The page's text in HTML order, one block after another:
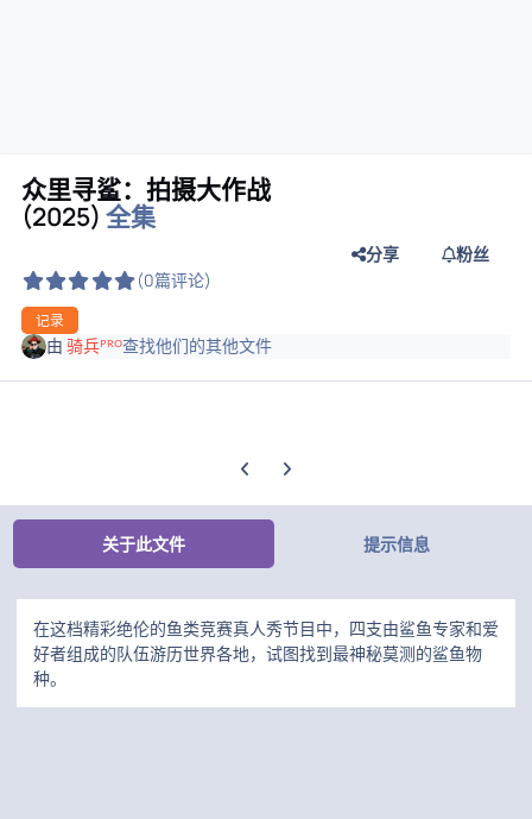
众里寻鲨：拍摄大作战
(2025)全集
(0篇评论)
记录
分享 粉丝
由骑兵ᴾᴿᴼ查找他们的其他文件
上一张轮播幻灯片
下一张轮播幻灯片
关于此文件 提示信息
在这档精彩绝伦的鱼类竞赛真人秀节目中，四支由鲨鱼专家和爱
好者组成的队伍游历世界各地，试图找到最神秘莫测的鲨鱼物
种。